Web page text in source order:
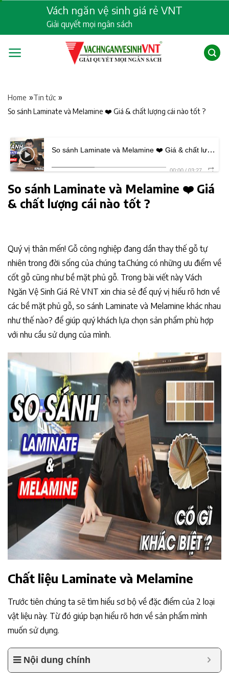
content
Vách ngăn vệ sinh giá rẻ VNT
Giải quyết mọi ngân sách
Home »Tin tức »
So sánh Laminate và Melamine ❤️ Giá & chất lượng cái nào tốt ?
So sánh Laminate và Melamine ❤️ Giá & chất lượng cái nào tốt ?
00:00/03:27
So sánh Laminate và Melamine ❤️ Giá
& chất lượng cái nào tốt ?
Quý vị thân mến! Gỗ công nghiệp đang dần thay thế gỗ tự
nhiên trong đời sống của chúng ta.Chúng có những ưu điểm về
cốt gỗ cũng như bề mặt phủ gỗ. Trong bài viết này Vách
Ngăn Vệ Sinh Giá Rẻ VNT xin chia sẻ để quý vị hiểu rõ hơn về
các bề mặt phủ gỗ, so sánh Laminate và Melamine khác nhau
như thế nào? để giúp quý khách lựa chọn sản phẩm phù hợp
với nhu cầu sử dụng của mình.
Chất liệu Laminate và Melamine
Trước tiên chúng ta sẽ tìm hiểu sơ bộ về đặc điểm của 2 loại
vật liệu này. Từ đó giúp bạn hiểu rõ hơn về sản phẩm mình
muốn sử dụng.
Nội dung chính